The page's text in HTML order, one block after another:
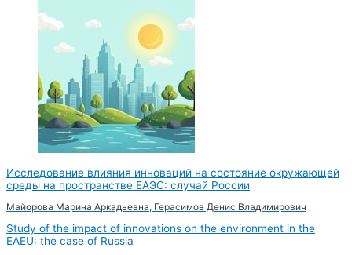
Исследование влияния инноваций на состояние окружающей
среды на пространстве ЕАЭС: случай России
Майорова Марина Аркадьевна, Герасимов Денис Владимирович
Study of the impact of innovations on the environment in the
EAEU: the case of Russia